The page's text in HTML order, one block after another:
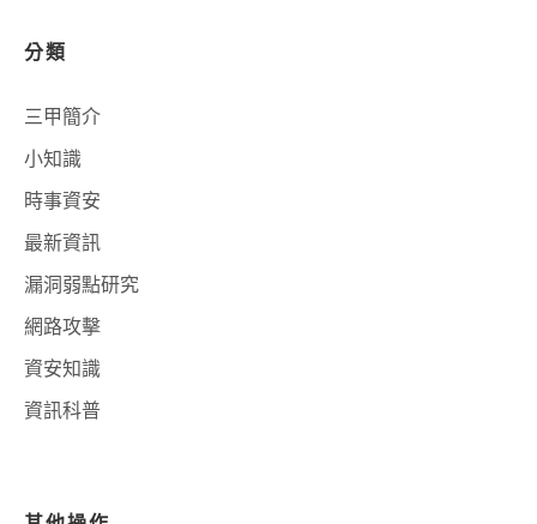
分類
三甲簡介
小知識
時事資安
最新資訊
漏洞弱點研究
網路攻擊
資安知識
資訊科普